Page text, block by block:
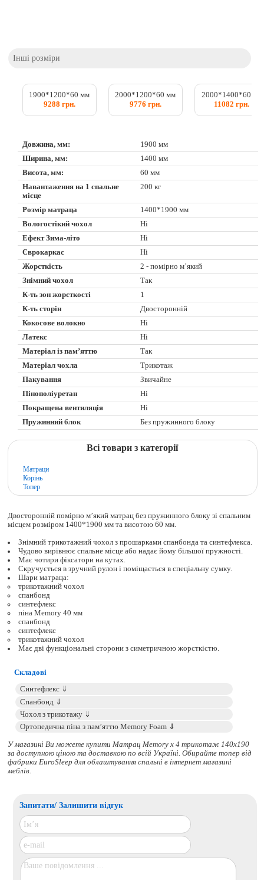
Інші розміри
1900*1200*60 мм
9288 грн.
2000*1200*60 мм
9776 грн.
2000*1400*60 мм
11082 грн.
Довжина, мм:
1900 мм
Ширина, мм:
1400 мм
Висота, мм:
60 мм
Навантаження на 1 спальне
місце
200 кг
Розмір матраца
1400*1900 мм
Вологостікий чохол
Ні
Ефект Зима-літо
Ні
Єврокаркас
Ні
Жорсткість
2 - помірно м’який
Знімний чохол
Так
К-ть зон жорсткості
1
К-ть сторін
Двосторонній
Кокосове волокно
Ні
Латекс
Ні
Матеріал із пам’яттю
Так
Матеріал чохла
Трикотаж
Пакування
Звичайне
Пінополіуретан
Ні
Покращена вентиляція
Ні
Пружинний блок
Без пружинного блоку
Всі товари з категорії
Матраци
Корінь
Топер
Двосторонній помірно м’який матрац без пружинного блоку зі спальним
місцем розміром 1400*1900 мм та висотою 60 мм.
Знімний трикотажний чохол з прошарками спанбонда та синтефлекса.
Чудово вирівнює спальне місце або надає йому більшої пружності.
Має чотири фіксатори на кутах.
Скручується в зручний рулон і поміщається в спеціальну сумку.
Шари матраца:
трикотажний чохол
спанбонд
синтефлекс
піна Memory 40 мм
спанбонд
синтефлекс
трикотажний чохол
Має дві функціональні сторони з симетричною жорсткістю.
Складові
У магазині Ви можете купити Матрац Memory x 4 трикотаж 140x190
за доступною ціною та доставкою по всій Україні. Обирайте топервід
фабрики EuroSleep для облаштування спальні в інтернет магазині
меблів.
Запитати/ Залишити відгук